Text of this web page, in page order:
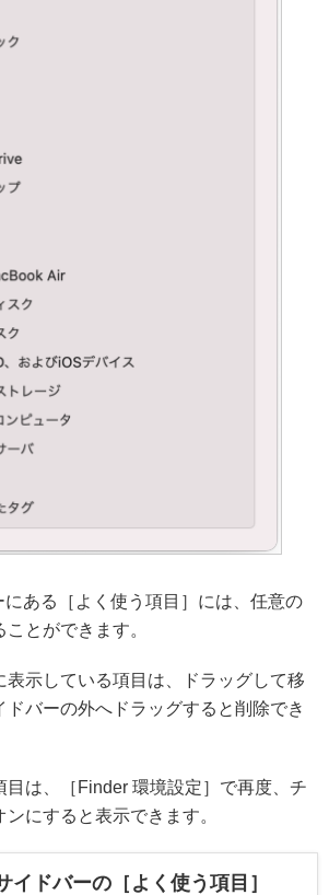
ある［よく使う項目］には、任意の
とができます。
表示している項目は、ドラッグして移
バーの外へドラッグすると削除でき
目は、［Finder 環境設定］で再度、チ
にすると表示できます。
イドバーの［よく使う項目］